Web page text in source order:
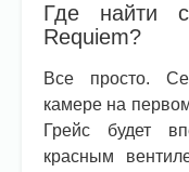
Где найти
Requiem?
Все просто.
камере на
Грейс будет
красным